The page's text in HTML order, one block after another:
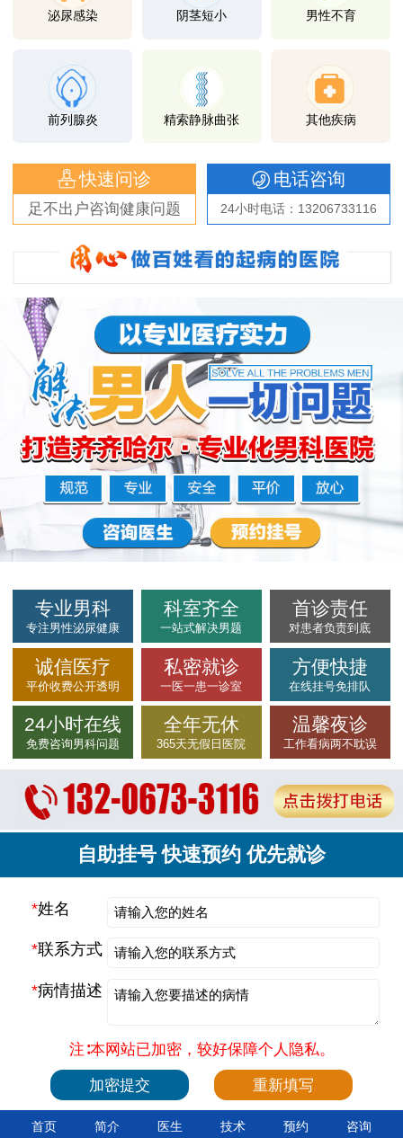
泌尿感染 阴茎短小 男性不育
前列腺炎 精索静脉曲张 其他疾病
快速问诊
足不出户咨询健康问题
电话咨询
24小时电话：13206733116
专业男科
专注男性泌尿健康
科室齐全
一站式解决男题
首诊责任
对患者负责到底
诚信医疗
平价收费公开透明
私密就诊
一医一患一诊室
方便快捷
在线挂号免排队
24小时在线
免费咨询男科问题
全年无休
365天无假日医院
温馨夜诊
工作看病两不耽误
自助挂号 快速预约 优先就诊
*姓名
*联系方式
*病情描述
注∶本网站已加密，较好保障个人隐私。
首页 简介 医生 技术 预约 咨询